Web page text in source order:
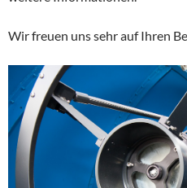
Wir freuen uns sehr auf Ihren